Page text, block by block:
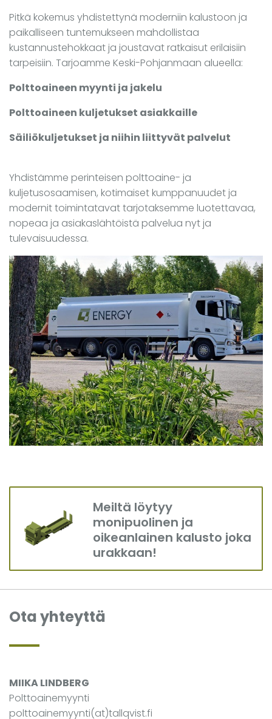
Pitkä kokemus yhdistettynä moderniin kalustoon ja
paikalliseen tuntemukseen mahdollistaa
kustannustehokkaat ja joustavat ratkaisut erilaisiin
tarpeisiin. Tarjoamme Keski-Pohjanmaan alueella:
Polttoaineen myynti ja jakelu
Polttoaineen kuljetukset asiakkaille
Säiliökuljetukset ja niihin liittyvät palvelut
Yhdistämme perinteisen polttoaine- ja
kuljetusosaamisen, kotimaiset kumppanuudet ja
modernit toimintatavat tarjotaksemme luotettavaa,
nopeaa ja asiakaslähtöistä palvelua nyt ja
tulevaisuudessa.
Meiltä löytyy
monipuolinen ja
oikeanlainen kalusto joka
urakkaan!
Ota yhteyttä
MIIKA LINDBERG
Polttoainemyynti
polttoainemyynti(at)tallqvist.fi